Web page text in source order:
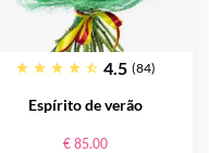
4.5 (84)
Espírito de verão
€ 85.00